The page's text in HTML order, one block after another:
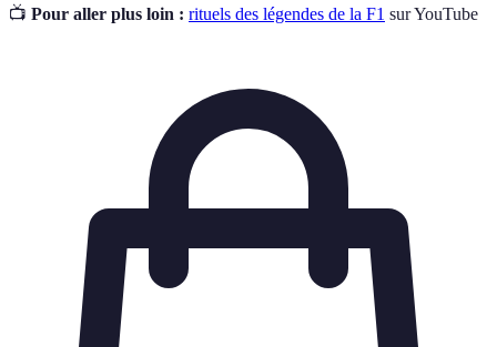
📺 Pour aller plus loin : rituels des légendes de la F1 sur YouTube